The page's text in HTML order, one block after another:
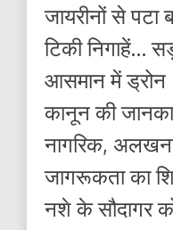
जायरीनों से
टिकी निगाहें…
आसमान में ड्रोन
कानून की
नागरिक,
जागरूकता का
नशे के सौदागर